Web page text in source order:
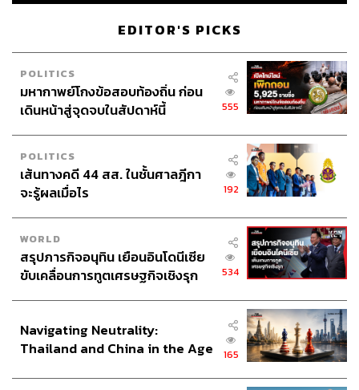
EDITOR'S PICKS
POLITICS
มหากาพย์โกงข้อสอบท้องถิ่น ก่อน
เดินหน้าสู่จุดจบในสัปดาห์นี้
555
POLITICS
เส้นทางคดี 44 สส. ในชั้นศาลฎีกา
จะรู้ผลเมื่อไร
192
WORLD
สรุปภารกิจอนุทิน เยือนอินโดนีเซีย
ขับเคลื่อนการทูตเศรษฐกิจเชิงรุก
534
Navigating Neutrality:
Thailand and China in the Age
165